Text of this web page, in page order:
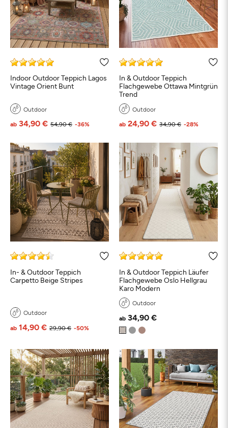
Indoor Outdoor Teppich Lagos
Vintage Orient Bunt
Outdoor
54,90 €
ab 34,90 € -36%
In & Outdoor Teppich
Flachgewebe Ottawa Mintgrün
Trend
Outdoor
34,90 €
ab 24,90 € -28%
In- & Outdoor Teppich
Carpetto Beige Stripes
Outdoor
29,90 €
ab 14,90 € -50%
In & Outdoor Teppich Läufer
Flachgewebe Oslo Hellgrau
Karo Modern
Outdoor
ab 34,90 €